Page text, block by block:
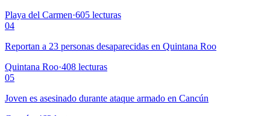
Playa del Carmen·605 lecturas
04
Reportan a 23 personas desaparecidas en Quintana Roo
Quintana Roo·408 lecturas
05
Joven es asesinado durante ataque armado en Cancún